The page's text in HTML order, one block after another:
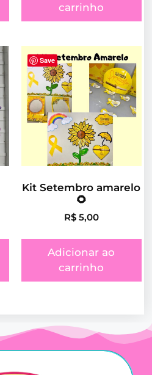
carrinho
Save
Kit Setembro amarelo
🌻
R$5,00
Adicionar ao
carrinho